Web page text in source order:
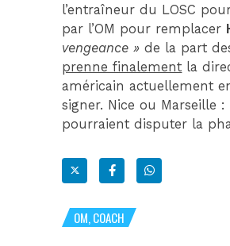
l’entraîneur du LOSC
par l’OM pour remplacer
vengeance » de la part
prenne finalement la
américain actuellement
signer. Nice ou Marseille
pourraient disputer la
OM, COACH